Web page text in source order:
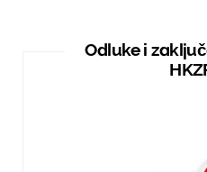
Odluke i